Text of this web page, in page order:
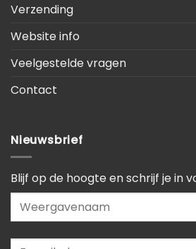
Verzending
Website info
Veelgestelde vragen
Contact
Nieuwsbrief
Blijf op de hoogte en schrijf je in